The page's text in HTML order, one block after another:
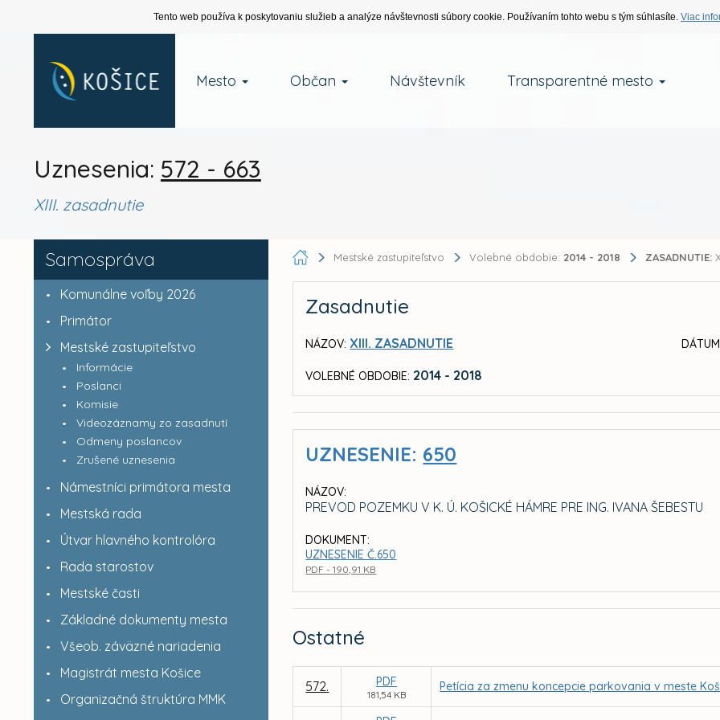
Tento web používa k poskytovaniu služieb a analýze návštevnosti súbory cookie. Používaním tohto webu s tým súhlasíte. Viac
Mesto Občan Návštevník Transparentné mesto
Uznesenia: 572 - 663
XIII. zasadnutie
Samospráva
Komunálne voľby 2026
Primátor
Mestské zastupiteľstvo
Informácie
Poslanci
Komisie
Videozáznamy zo zasadnutí
Odmeny poslancov
Zrušené uznesenia
Námestníci primátora mesta
Mestská rada
Útvar hlavného kontrolóra
Rada starostov
Mestské časti
Základné dokumenty mesta
Všeob. záväzné nariadenia
Magistrát mesta Košice
Organizačná štruktúra MMK
Mestské zastupiteľstvo Volebné obdobie: 2014 - 2018 ZASADNUTIE:
Zasadnutie
NÁZOV: XIII. ZASADNUTIE
VOLEBNÉ OBDOBIE: 2014 - 2018
UZNESENIE: 650
NÁZOV:
PREVOD POZEMKU V K. Ú. KOŠICKÉ HÁMRE PRE ING. IVANA ŠEBESTU
DOKUMENT:
UZNESENIE Č.650
PDF - 190,91 KB
Ostatné
572. PDF
181,54 KB
Petícia za zmenu koncepcie parkovania v meste